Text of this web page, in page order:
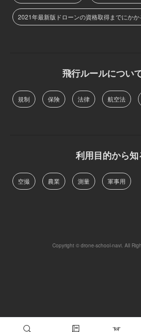
2021年最新版ドローンの資格取得までにかか
飛行ルールについ
規制 保険 法律 航空法
利用目的から知
空撮 農業 測量 軍事用
Copyright © drone-school-navi. All